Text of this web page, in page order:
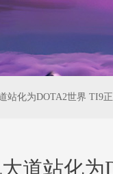
站化为DOTA2世界 TI9
大道站化